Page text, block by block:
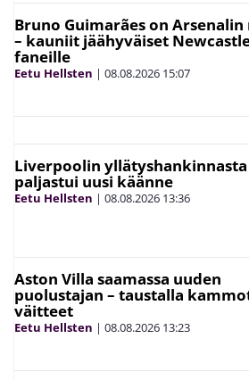
Bruno Guimarães on Arsenalin
– kauniit jäähyväiset
faneille
Eetu Hellsten | 08.08.2026 15:07
Liverpoolin yllätyshankinnasta
paljastui uusi käänne
Eetu Hellsten | 08.08.2026 13:36
Aston Villa saamassa uuden
puolustajan – taustalla
väitteet
Eetu Hellsten | 08.08.2026 13:23